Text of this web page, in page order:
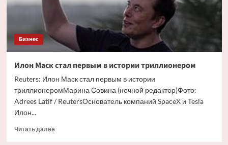
Бизнес
Илон Маск стал первым в истории триллионером
Reuters: Илон Маск стал первым в истории
триллионеромМарина Совина (ночной редактор)Фото:
Adrees Latif / ReutersОснователь компаний SpaceX и Tesla
Илон...
Читать далееПрочитать